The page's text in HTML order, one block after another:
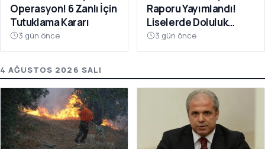
Operasyon! 6 Zanlı İçin
Tutuklama Kararı
3 gün önce
Raporu Yayımlandı!
Liselerde Doluluk
Yüzde 95'i Aştı
3 gün önce
4 AĞUSTOS 2026 SALI